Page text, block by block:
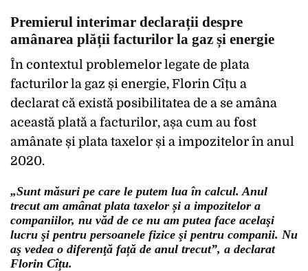
Premierul interimar declarații despre
amânarea plății facturilor la gaz și energie
În contextul problemelor legate de plata
facturilor la gaz și energie, Florin Cîțu a
declarat că există posibilitatea de a se amâna
această plată a facturilor, așa cum au fost
amânate și plata taxelor și a impozitelor în anul
2020.
„Sunt măsuri pe care le putem lua în calcul. Anul
trecut am amânat plata taxelor și a impozitelor a
companiilor, nu văd de ce nu am putea face acelaşi
lucru şi pentru persoanele fizice şi pentru companii. Nu
aş vedea o diferenţă față de anul trecut”, a declarat
Florin Cîțu.